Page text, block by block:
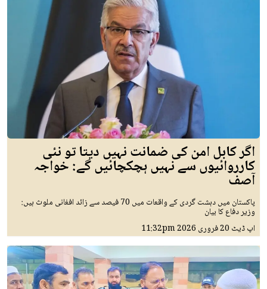
اگر کابل امن کی ضمانت نہیں دیتا تو نئی
کارروائیوں سے نہیں ہچکچائیں گے: خواجہ
آصف
پاکستان میں دہشت گردی کے واقعات میں 70 فیصد سے زائد افغانی ملوث ہیں:
وزیر دفاع کا بیان
اپ ڈیٹ 20 فروری 2026 11:32pm